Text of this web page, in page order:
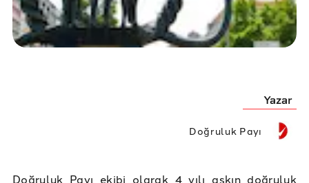
Yazar
Doğruluk Payı
Doğruluk Payı ekibi olarak 4 yılı aşkın doğruluk